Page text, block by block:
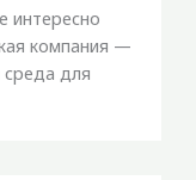
интересно
компания —
для